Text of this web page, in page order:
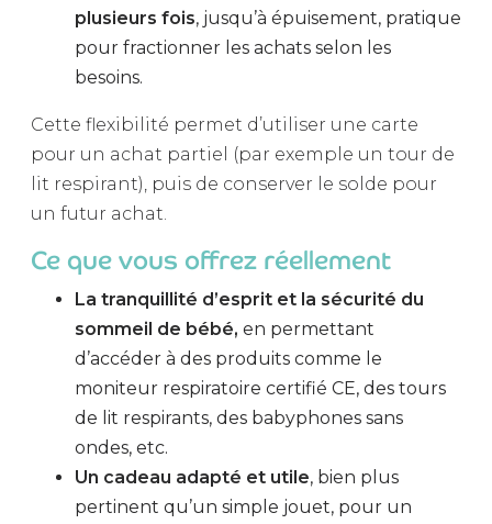
plusieurs fois, jusqu’à épuisement, pratique
pour fractionner les achats selon les
besoins.
Cette flexibilité permet d’utiliser une carte
pour un achat partiel (par exemple un tour de
lit respirant), puis de conserver le solde pour
un futur achat.
Ce que vous offrez réellement
La tranquillité d’esprit et la sécurité du
sommeil de bébé, en permettant
d’accéder à des produits comme le
moniteur respiratoire certifié CE, des tours
de lit respirants, des babyphones sans
ondes, etc.
Un cadeau adapté et utile, bien plus
pertinent qu’un simple jouet, pour un